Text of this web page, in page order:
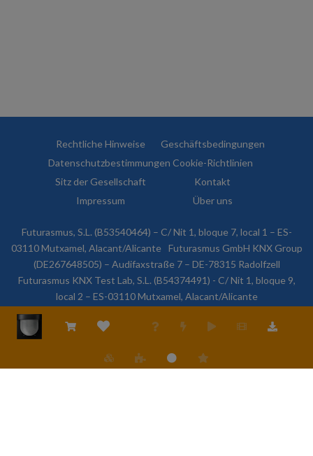
Rechtliche Hinweise
Geschäftsbedingungen
Datenschutzbestimmungen Cookie-Richtlinien
Sitz der Gesellschaft
Kontakt
Impressum
Über uns
Futurasmus, S.L. (B53540464) – C/ Nit 1, bloque 7, local 1 – ES-
03110 Mutxamel, Alacant/Alicante
Futurasmus GmbH KNX Group
(DE267648505) – Audifaxstraße 7 – DE-78315 Radolfzell
Futurasmus KNX Test Lab, S.L. (B54374491) - C/ Nit 1, bloque 9,
local 2 – ES-03110 Mutxamel, Alacant/Alicante
© 2026 Futurasmus, S.L. Alle Rechte vorbehalten.